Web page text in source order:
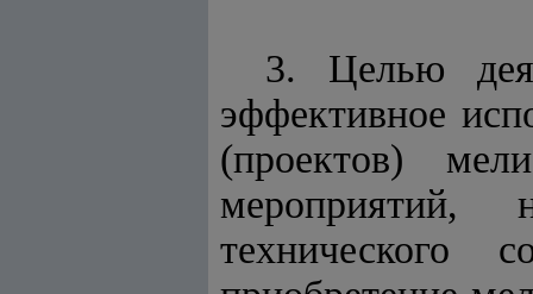
3. Целью
эффективное
(проектов)
мероприятий,
технического